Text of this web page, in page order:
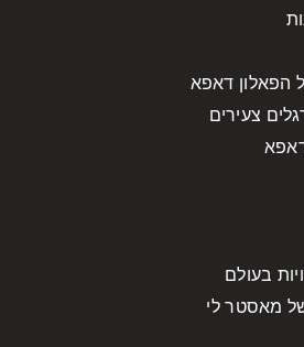
הפאלון דאפא
צעירים
בעולם
מאסטר לי